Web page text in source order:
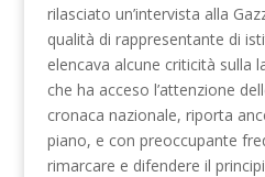
rilasciato un’intervista alla
qualità di rappresentante di
elencava alcune criticità sulla
che ha acceso l’attenzione
cronaca nazionale, riporta
piano, e con preoccupante
rimarcare e difendere il